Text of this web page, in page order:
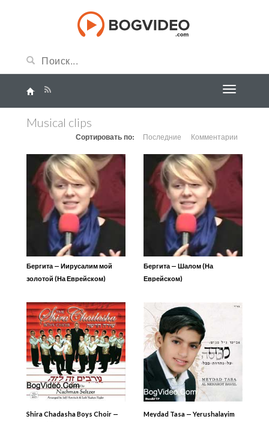
Musical clips
Сортировать по: Последние Комментарии
Бергита — Иирусалим мой
золотой (На Еврейском)
Бергита — Шалом (На
Еврейском)
Shira Chadasha Boys Choir —
Meydad Tasa — Yerushalayim